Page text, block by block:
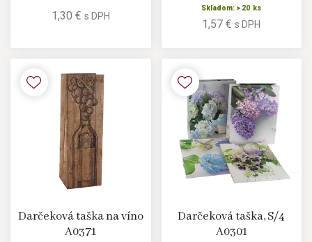
1,30 € s DPH
Skladom: > 20 ks
1,57 €s DPH
Darčeková taška na víno
A0371
Darčeková taška, S/4
A0301